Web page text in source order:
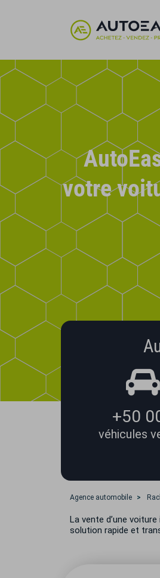
votre
+50
véhicules
Agence automobile
La vente d’une
solution rapide et